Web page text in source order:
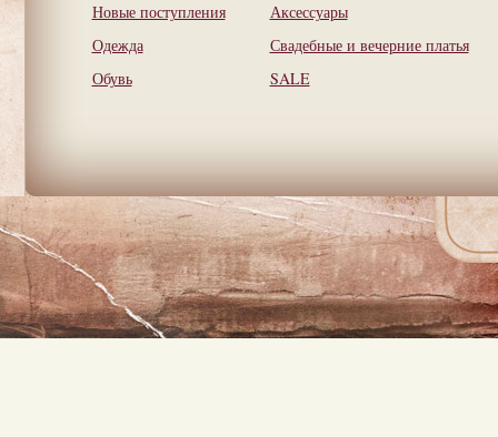
Новые поступления
Одежда
Обувь
Аксессуары
Свадебные и вечерние платья
SALE